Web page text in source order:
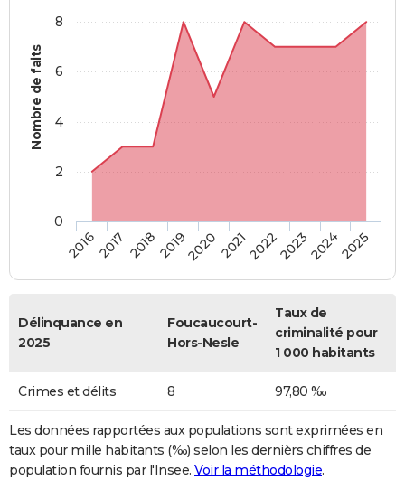
Nombre de faits
20162017 20182019202020212022202320242025
0
2
4
6
8
Délinquance en
2025
Foucaucourt-
Hors-Nesle
Taux de
criminalité pour
1 000 habitants
Crimes et délits 8 97,80 ‰
Les données rapportées aux populations sont exprimées en
taux pour mille habitants (‰) selon les dernièrs chiffres de
population fournis par l'Insee. Voir la méthodologie.